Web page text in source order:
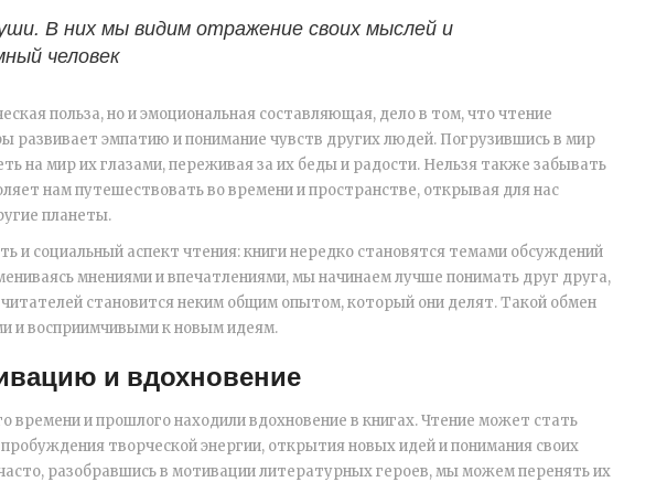
В них мы видим отражение своих мыслей и
человек
польза, но и эмоциональная составляющая, дело в том, что чтение
развивает эмпатию и понимание чувств других людей. Погрузившись в мир
на мир их глазами, переживая за их беды и радости. Нельзя также забывать
нам путешествовать во времени и пространстве, открывая для нас
планеты.
социальный аспект чтения: книги нередко становятся темами обсуждений
мнениями и впечатлениями, мы начинаем лучше понимать друг друга,
становится неким общим опытом, который они делят. Такой обмен
и восприимчивыми к новым идеям.
и вдохновение
времени и прошлого находили вдохновение в книгах. Чтение может стать
творческой энергии, открытия новых идей и понимания своих
разобравшись в мотивации литературных героев, мы можем перенять их